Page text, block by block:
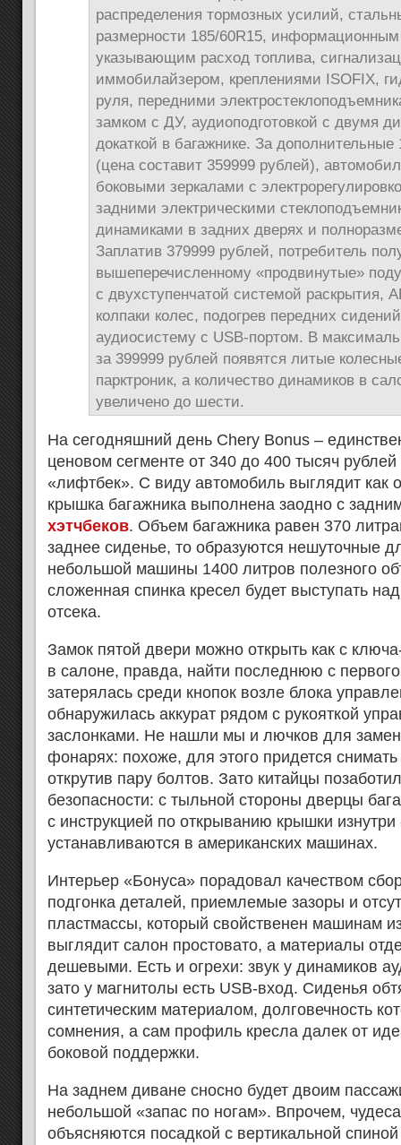
распределения тормозных усилий,
размерности 185/60R15,
указывающим расход топлива,
иммобилайзером, креплениями ISOFIX,
руля, передними
замком с ДУ, аудиоподготовкой с двумя
докаткой в багажнике. За
(цена составит 359999 рублей),
боковыми зеркалами с
задними электрическими
динамиками в задних дверях и
Заплатив 379999 рублей, потребитель
вышеперечисленному «продвинутые»
с двухступенчатой системой раскрытия,
колпаки колес, подогрев передних
аудиосистему с USB-портом. В
за 399999 рублей появятся литые
парктроник, а количество динамиков в
увеличено до шести.
На сегодняшний день Chery Bonus –
ценовом сегменте от 340 до 400 тысяч
«лифтбек». С виду автомобиль выглядит как
крышка багажника выполнена заодно с
хэтчбеков. Объем багажника равен 370
заднее сиденье, то образуются нешуточные
небольшой машины 1400 литров полезного
сложенная спинка кресел будет выступать
отсека.
Замок пятой двери можно открыть как с
в салоне, правда, найти последнюю с
затерялась среди кнопок возле блока
обнаружилась аккурат рядом с рукояткой
заслонками. Не нашли мы и лючков для
фонарях: похоже, для этого придется
открутив пару болтов. Зато китайцы
безопасности: с тыльной стороны дверцы
с инструкцией по открыванию крышки изнутри
устанавливаются в американских машинах.
Интерьер «Бонуса» порадовал качеством
подгонка деталей, приемлемые зазоры и
пластмассы, который свойственен машинам
выглядит салон простовато, а материалы
дешевыми. Есть и огрехи: звук у динамиков
зато у магнитолы есть USB-вход. Сиденья
синтетическим материалом, долговечность
сомнения, а сам профиль кресла далек от
боковой поддержки.
На заднем диване сносно будет двоим
небольшой «запас по ногам». Впрочем,
объясняются посадкой с вертикальной